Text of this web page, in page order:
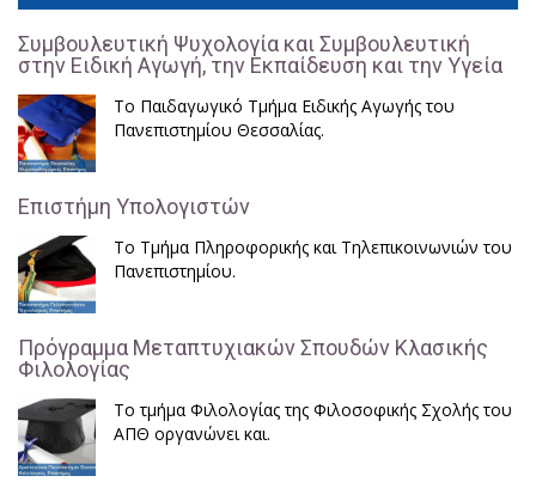
Συμβουλευτική Ψυχολογία και Συμβουλευτική
στην Ειδική Αγωγή, την Εκπαίδευση και την Υγεία
Το Παιδαγωγικό Τμήμα Ειδικής Αγωγής του
Πανεπιστημίου Θεσσαλίας.
Επιστήμη Υπολογιστών
Το Τμήμα Πληροφορικής και Τηλεπικοινωνιών του
Πανεπιστημίου.
Πρόγραμμα Μεταπτυχιακών Σπουδών Κλασικής
Φιλολογίας
Το τμήμα Φιλολογίας της Φιλοσοφικής Σχολής του
ΑΠΘ οργανώνει και.